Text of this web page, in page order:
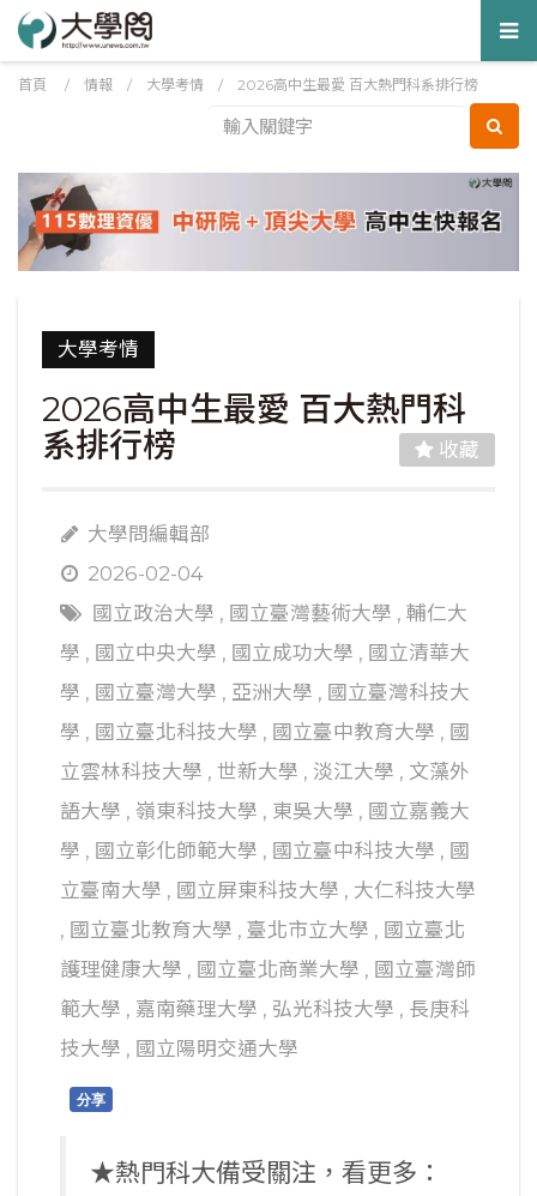
首頁 / 情報 / 大學考情 / 2026高中生最愛 百大熱門科系排行榜
大學考情
2026高中生最愛 百大熱門科
系排行榜
收藏
大學問編輯部
2026-02-04
國立政治大學 , 國立臺灣藝術大學 , 輔仁大
學 , 國立中央大學 , 國立成功大學 , 國立清華大
學 , 國立臺灣大學 , 亞洲大學 , 國立臺灣科技大
學 , 國立臺北科技大學 , 國立臺中教育大學 , 國
立雲林科技大學 , 世新大學 , 淡江大學 , 文藻外
語大學 , 嶺東科技大學 , 東吳大學 , 國立嘉義大
學 , 國立彰化師範大學 , 國立臺中科技大學 , 國
立臺南大學 , 國立屏東科技大學 , 大仁科技大學
, 國立臺北教育大學 , 臺北市立大學 , 國立臺北
護理健康大學 , 國立臺北商業大學 , 國立臺灣師
範大學 , 嘉南藥理大學 , 弘光科技大學 , 長庚科
技大學 , 國立陽明交通大學
分享
★熱門科大備受關注，看更多：